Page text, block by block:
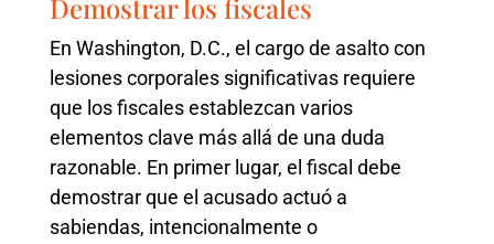
Demostrar los fiscales
En Washington, D.C., el cargo de asalto con
lesiones corporales significativas requiere
que los fiscales establezcan varios
elementos clave más allá de una duda
razonable. En primer lugar, el fiscal debe
demostrar que el acusado actuó a
sabiendas, intencionalmente o